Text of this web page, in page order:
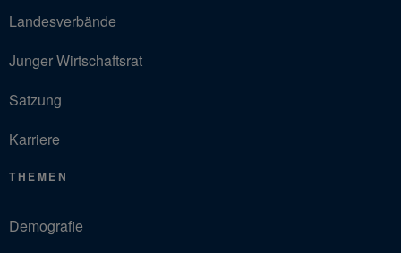
Landesverbände
Junger Wirtschaftsrat
Satzung
Karriere
THEMEN
Demografie